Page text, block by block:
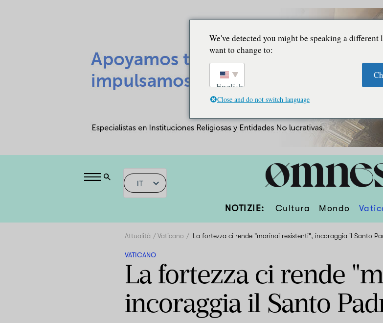
IT
NOTIZIE: Cultura Mondo
Attualità Vaticano La fortezza ci rende "marinai resistenti", incoraggia il Santo
VATICANO
La fortezza ci rende
incoraggia il Santo
We've detected you might be speaking a different
want to change to:
English
Close and do not switch language